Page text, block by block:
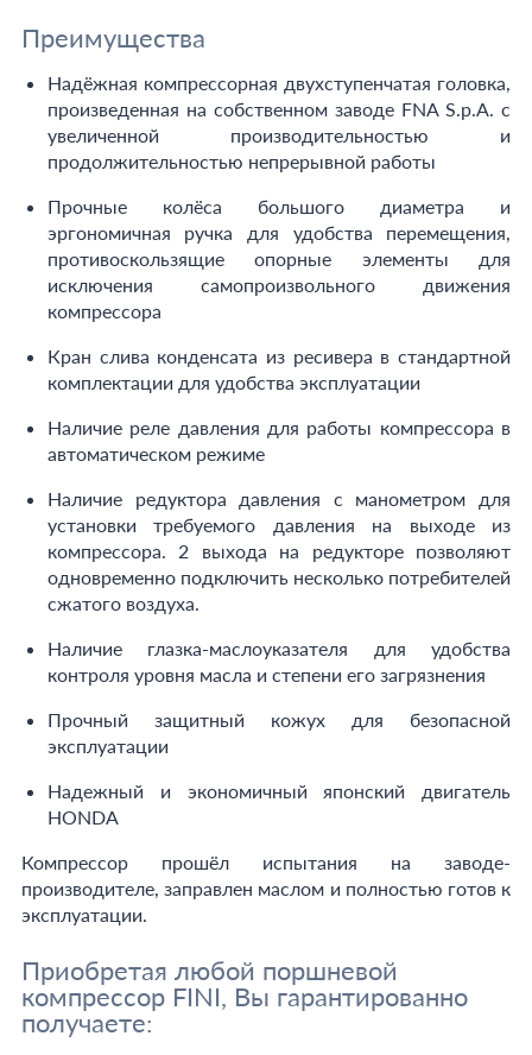
Преимущества
Надёжная компрессорная двухступенчатая головка,
произведенная на собственном заводе FNA S.p.A. с
увеличенной производительностью и
продолжительностью непрерывной работы
Прочные колёса большого диаметра и
эргономичная ручка для удобства перемещения,
противоскользящие опорные элементы для
исключения самопроизвольного движения
компрессора
Кран слива конденсата из ресивера в стандартной
комплектации для удобства эксплуатации
Наличие реле давления для работы компрессора в
автоматическом режиме
Наличие редуктора давления с манометром для
установки требуемого давления на выходе из
компрессора. 2 выхода на редукторе позволяют
одновременно подключить несколько потребителей
сжатого воздуха.
Наличие глазка-маслоуказателя для удобства
контроля уровня масла и степени его загрязнения
Прочный защитный кожух для безопасной
эксплуатации
Надежный и экономичный японский двигатель
HONDA
Компрессор прошёл испытания на заводе-
производителе, заправлен маслом и полностью готов к
эксплуатации.
Приобретая любой поршневой
компрессор FINI, Вы гарантированно
получаете: